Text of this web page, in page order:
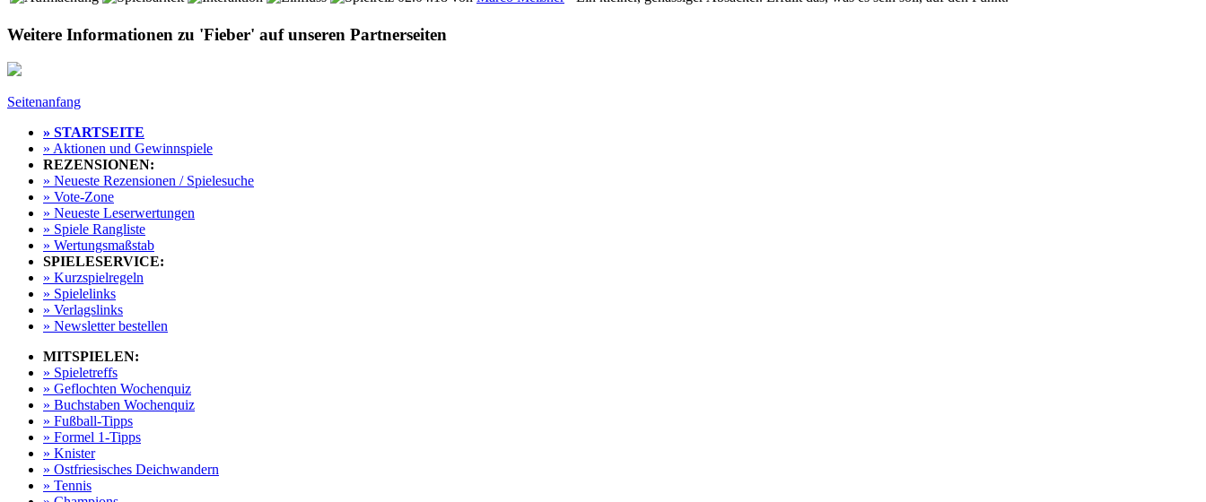
Weitere Informationen zu 'Fieber' auf unseren Partnerseiten
Seitenanfang
» STARTSEITE
» Aktionen und Gewinnspiele
REZENSIONEN:
» Neueste Rezensionen / Spielesuche
» Vote-Zone
» Neueste Leserwertungen
» Spiele Rangliste
» Wertungsmaßstab
SPIELESERVICE:
» Kurzspielregeln
» Spielelinks
» Verlagslinks
» Newsletter bestellen
MITSPIELEN:
» Spieletreffs
» Geflochten Wochenquiz
» Buchstaben Wochenquiz
» Fußball-Tipps
» Formel 1-Tipps
» Knister
» Ostfriesisches Deichwandern
» Tennis